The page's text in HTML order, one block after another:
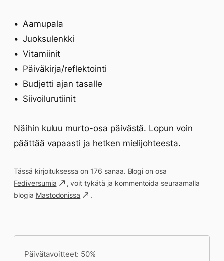
Aamupala
Juoksulenkki
Vitamiinit
Päiväkirja/reflektointi
Budjetti ajan tasalle
Siivoilurutiinit
Näihin kuluu murto-osa päivästä. Lopun voin
päättää vapaasti ja hetken mielijohteesta.
Tässä kirjoituksessa on 176 sanaa. Blogi on osa
Fediversumia
, voit tykätä ja kommentoida seuraamalla
blogia Mastodonissa .
Päivätavoitteet: 50%